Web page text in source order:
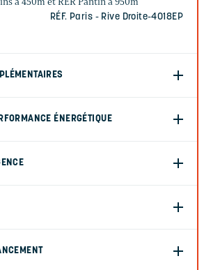
RÉF. Paris - Rive Droite-4018EP
ÉNERGÉTIQUE